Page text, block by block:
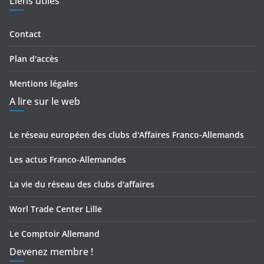
Contact
Plan d'accès
Mentions légales
A lire sur le web
Le réseau européen des clubs d'Affaires Franco-Allemands
Les actus Franco-Allemandes
La vie du réseau des clubs d'affaires
Worl Trade Center Lille
Le Comptoir Allemand
Devenez membre !